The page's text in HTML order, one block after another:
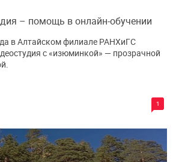
– помощь в онлайн-обучении
1
в Алтайском филиале РАНХиГС
с «изюминкой» — прозрачной